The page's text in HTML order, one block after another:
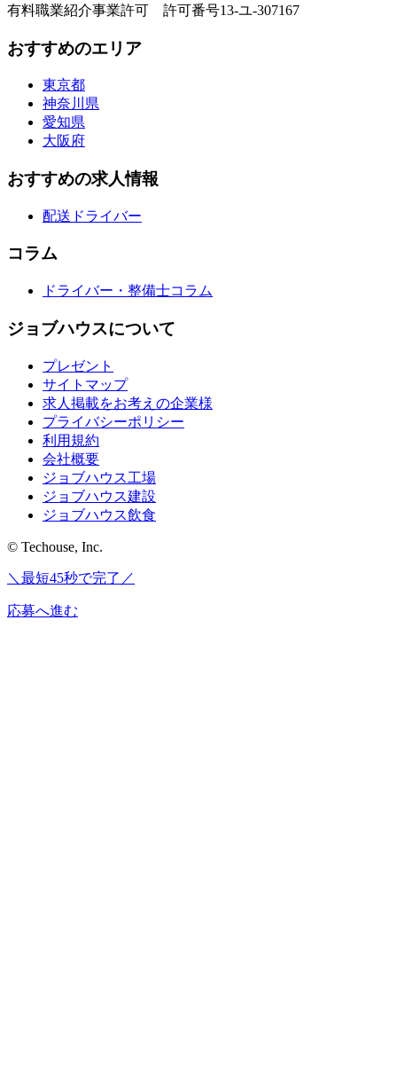
有料職業紹介事業許可 許可番号13-ユ-307167
おすすめのエリア
東京都
神奈川県
愛知県
大阪府
おすすめの求人情報
配送ドライバー
コラム
ドライバー・整備士コラム
ジョブハウスについて
プレゼント
サイトマップ
求人掲載をお考えの企業様
プライバシーポリシー
利用規約
会社概要
ジョブハウス工場
ジョブハウス建設
ジョブハウス飲食
© Techouse, Inc.
＼最短45秒で完了／
応募へ進む